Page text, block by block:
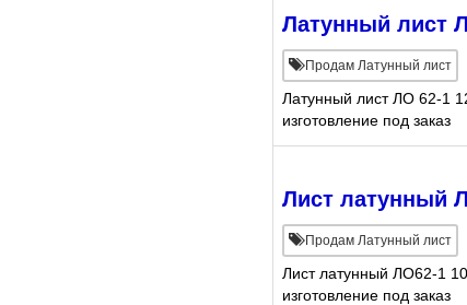
Латунный лист
Продам Латунный лист
Латунный лист ЛО 62-1
изготовление под заказ
Лист латунный
Продам Латунный лист
Лист латунный ЛО62-1
изготовление под заказ